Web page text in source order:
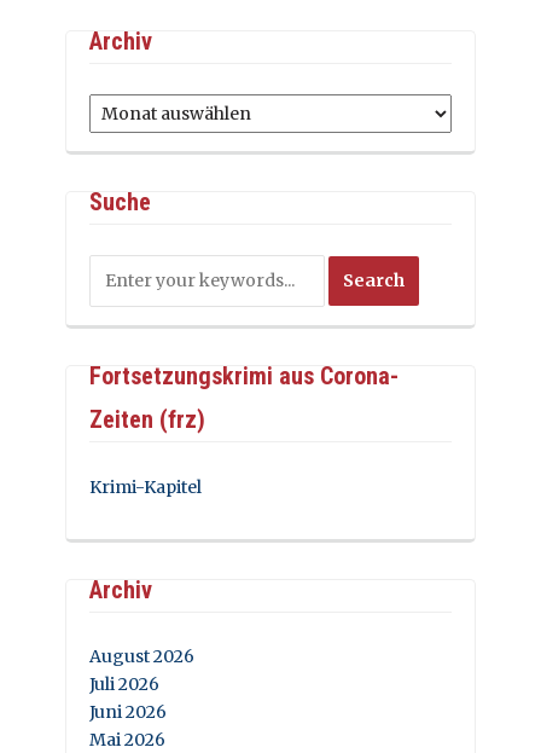
Archiv
Archiv
Suche
Fortsetzungskrimi aus Corona-
Zeiten (frz)
Krimi-Kapitel
Archiv
August 2026
Juli 2026
Juni 2026
Mai 2026